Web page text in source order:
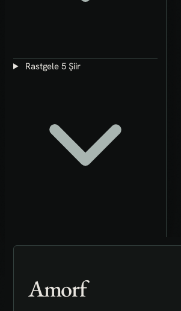
Rastgele 5 Şiir
Amorf